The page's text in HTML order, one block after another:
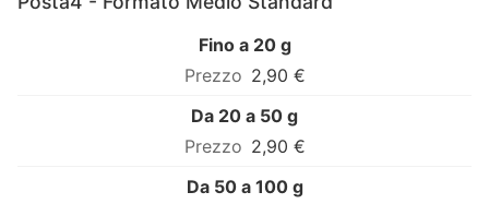
Fino a 20 g
2,90 €
Da 20 a 50 g
2,90 €
Da 50 a 100 g